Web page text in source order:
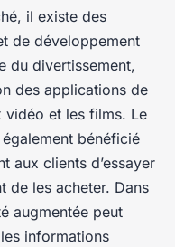
il existe des
de développement
du divertissement,
des applications de
vidéo et les films. Le
bénéficié
aux clients d’essayer
de les acheter. Dans
augmentée peut
informations